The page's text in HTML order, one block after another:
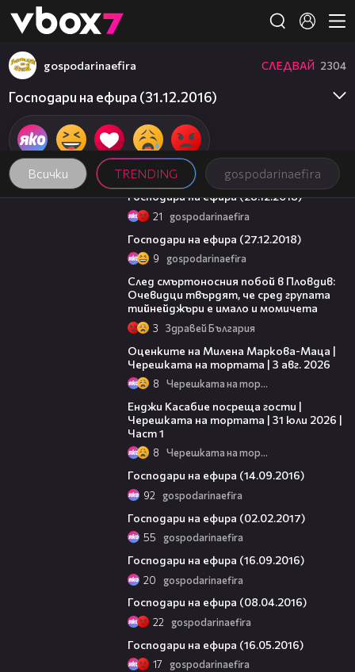
👾
Всички TRENDING gospodarinaefira
gospodarinaefira СЛЕДВАЙ 2304
Господари на ефира (31.12.2016)
24:03
Господари на ефира (28.12.2018)
21 gospodarinaefira
Господари на ефира (27.12.2018)
9 gospodarinaefira
След смъртоносния побой в Пловдив:
Очевидци твърдят, че сред групата
тийнейджъри е имало и момичета
3 Здравей България
Оценките на Милена Маркова-Маца |
Черешката на тортата | 3 авг. 2026
8 Черешката на тортата
Енджи Касабие посреща гости |
Черешката на тортата | 31 юли 2026 |
Част 1
8 Черешката на тортата
Господари на ефира (14.09.2016)
92 gospodarinaefira
Господари на ефира (02.02.2017)
55 gospodarinaefira
Господари на ефира (16.09.2016)
20 gospodarinaefira
Господари на ефира (08.04.2016)
22 gospodarinaefira
Господари на ефира (16.05.2016)
17 gospodarinaefira